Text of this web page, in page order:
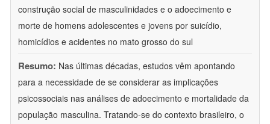
construção social de masculinidades e o adoecimento e
morte de homens adolescentes e jovens por suicídio,
homicídios e acidentes no mato grosso do sul
Resumo: Nas últimas décadas, estudos vêm apontando
para a necessidade de se considerar as implicações
psicossociais nas análises de adoecimento e mortalidade da
população masculina. Tratando-se do contexto brasileiro, o